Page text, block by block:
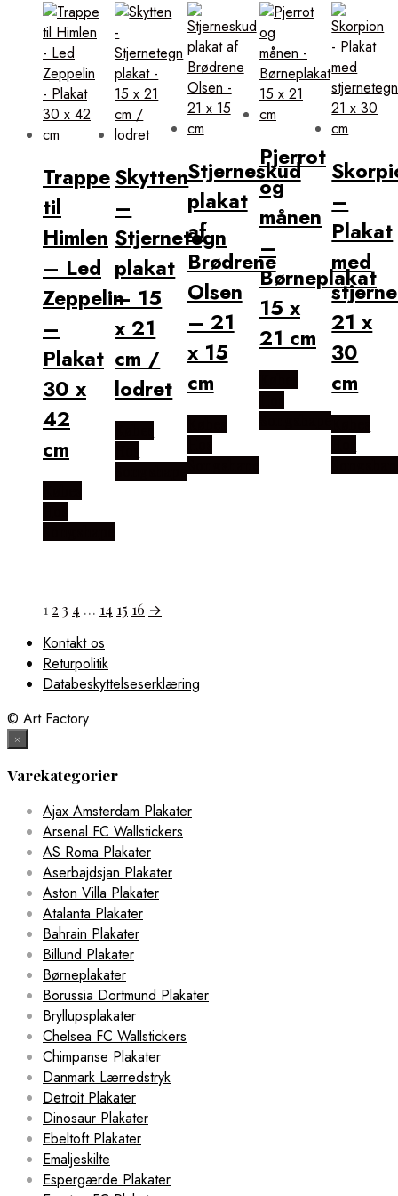
Trappe
til
Himlen
– Led
Zeppelin
–
Plakat
30 x
42
cm
Skytten
–
Stjernetegn
plakat
– 15
x 21
cm /
lodret
Songshape
Stjerneskud
plakat
af
Brødrene
Olsen
– 21
x 15
cm
Pjerrot
og
månen
–
Børneplakat
15 x
21 cm
–
Plakat
med
21 x
30
cm
1 2 3 4 … 14 15 16 →
Kontakt os
Returpolitik
Databeskyttelseserklæring
© Art Factory
×
Varekategorier
Ajax Amsterdam Plakater
Arsenal FC Wallstickers
AS Roma Plakater
Aserbajdsjan Plakater
Aston Villa Plakater
Atalanta Plakater
Bahrain Plakater
Billund Plakater
Børneplakater
Borussia Dortmund Plakater
Bryllupsplakater
Chelsea FC Wallstickers
Chimpanse Plakater
Danmark Lærredstryk
Detroit Plakater
Dinosaur Plakater
Ebeltoft Plakater
Emaljeskilte
Espergærde Plakater